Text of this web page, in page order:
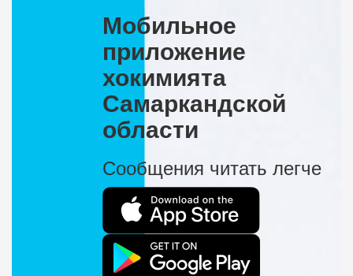
Мобильное
приложение
хокимията
Самаркандской
области
Сообщения читать легче